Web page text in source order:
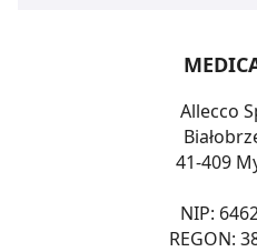
Allecco
41-409
NIP:
REGON: